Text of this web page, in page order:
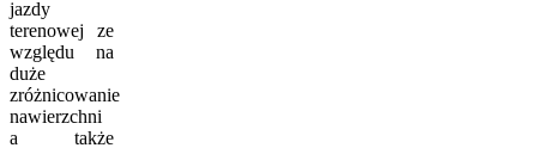
jazdy
terenowej ze
względu na
duże
zróżnicowanie
nawierzchni
a także